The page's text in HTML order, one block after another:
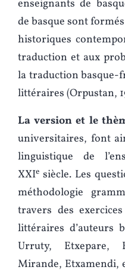
enseignants de
de basque sont
historiques
traduction et aux
la traduction basque-
littéraires (Orpustan,
La version et le
universitaires, font
linguistique de
XXIe siècle. Les
méthodologie
travers des
littéraires d’auteurs
Urruty, Etxepare,
Mirande, Etxamendi,